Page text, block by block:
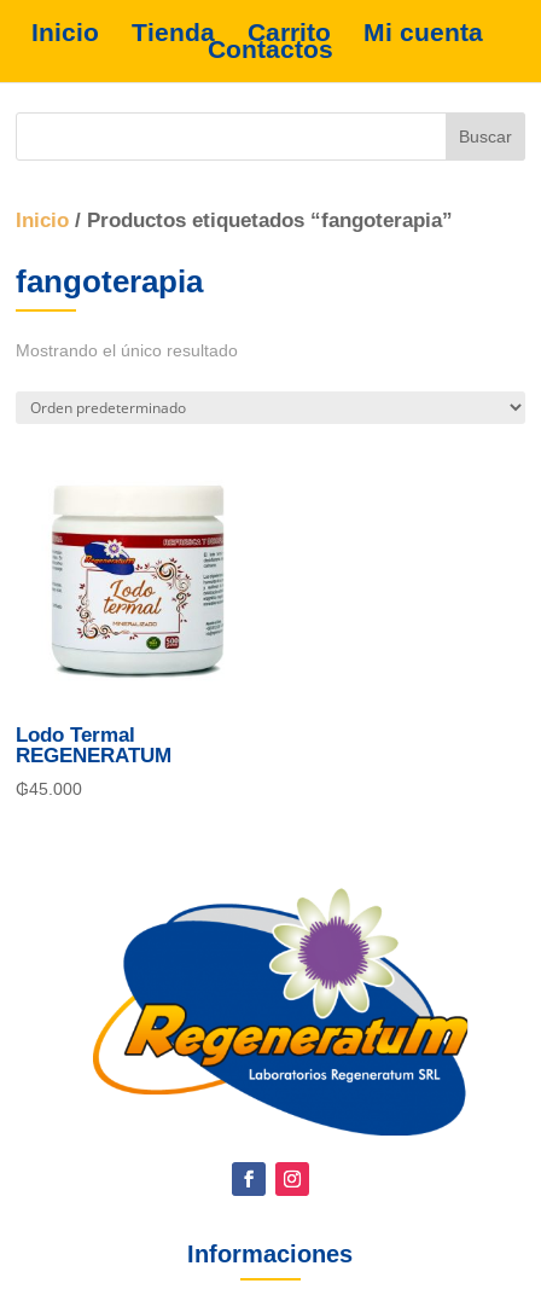
Inicio Tienda Carrito Mi cuenta
Contactos
Inicio / Productos etiquetados “fangoterapia”
fangoterapia
Mostrando el único resultado
Lodo Termal
REGENERATUM
₲45.000
Informaciones